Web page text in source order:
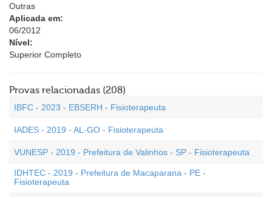
Outras
Aplicada em:
06/2012
Nível:
Superior Completo
Provas relacionadas (208)
IBFC - 2023 - EBSERH - Fisioterapeuta
IADES - 2019 - AL-GO - Fisioterapeuta
VUNESP - 2019 - Prefeitura de Valinhos - SP - Fisioterapeuta
IDHTEC - 2019 - Prefeitura de Macaparana - PE -
Fisioterapeuta